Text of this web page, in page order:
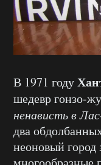
В 1971 году
шедевр гонзо-
ненависть в
два
неоновый